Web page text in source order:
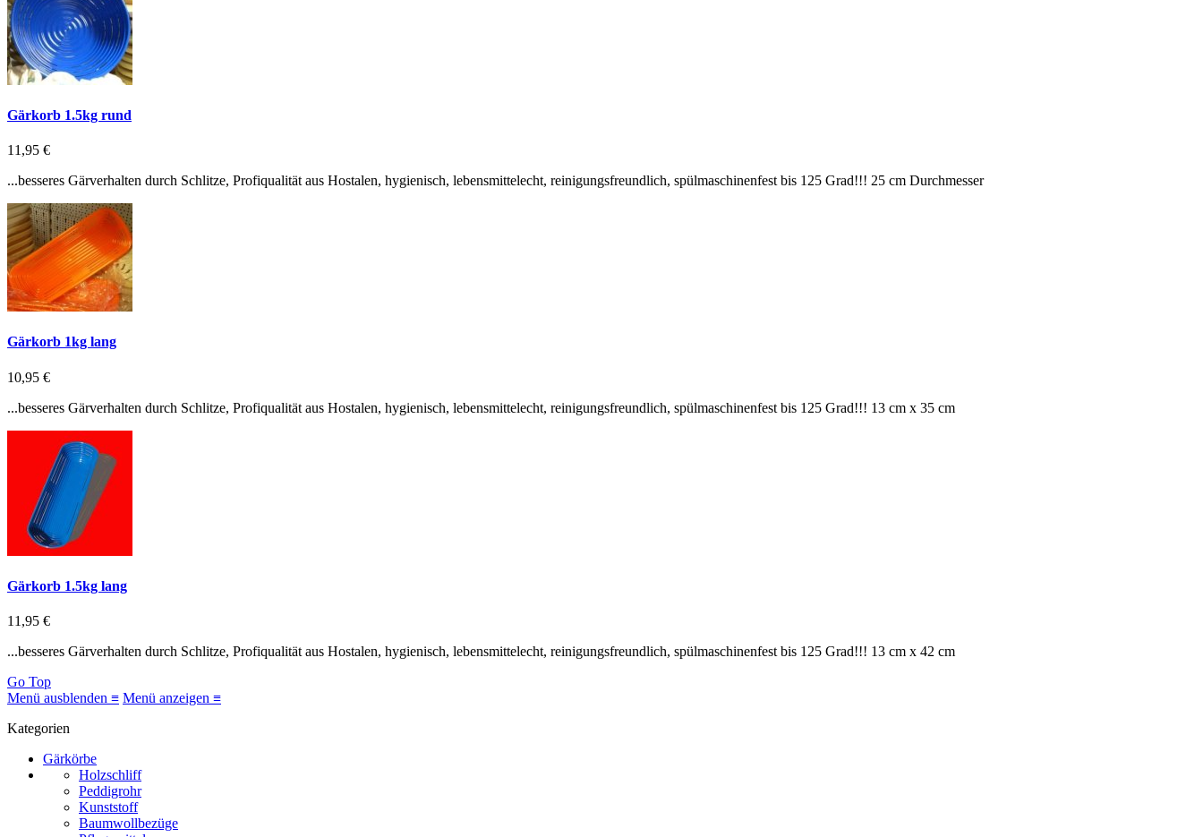
Gärkorb 1.5kg rund
11,95 €
...besseres Gärverhalten durch Schlitze, Profiqualität aus Hostalen, hygienisch, lebensmittelecht, reinigungsfreundlich, spülmaschinenfest bis 125 Grad!!! 25 cm Durchmesser
Gärkorb 1kg lang
10,95 €
...besseres Gärverhalten durch Schlitze, Profiqualität aus Hostalen, hygienisch, lebensmittelecht, reinigungsfreundlich, spülmaschinenfest bis 125 Grad!!! 13 cm x 35 cm
Gärkorb 1.5kg lang
11,95 €
...besseres Gärverhalten durch Schlitze, Profiqualität aus Hostalen, hygienisch, lebensmittelecht, reinigungsfreundlich, spülmaschinenfest bis 125 Grad!!! 13 cm x 42 cm
Go Top
Menü ausblenden ≡ Menü anzeigen ≡
Kategorien
Gärkörbe
Holzschliff
Peddigrohr
Kunststoff
Baumwollbezüge